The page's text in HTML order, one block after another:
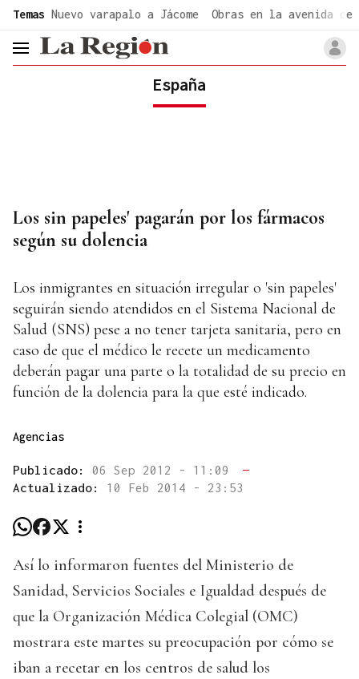
Temas Nuevo varapalo a Jácome Obras en la avenida de
header.menu.open
España
Los sin papeles' pagarán por los fármacos
según su dolencia
Los inmigrantes en situación irregular o 'sin papeles'
seguirán siendo atendidos en el Sistema Nacional de
Salud (SNS) pese a no tener tarjeta sanitaria, pero en
caso de que el médico le recete un medicamento
deberán pagar una parte o la totalidad de su precio en
función de la dolencia para la que esté indicado.
Agencias
Publicado: 06 Sep 2012 - 11:09
—
Actualizado: 10 Feb 2014 - 23:53
Así lo informaron fuentes del Ministerio de
Sanidad, Servicios Sociales e Igualdad después de
que la Organización Médica Colegial (OMC)
mostrara este martes su preocupación por cómo se
iban a recetar en los centros de salud los